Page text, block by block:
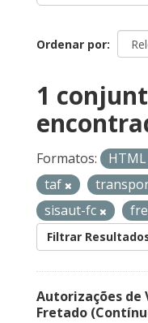
Ordenar por
1
Formatos: HTML
taf
sisaut-fc
Filtrar
Autorizações de
Fretado